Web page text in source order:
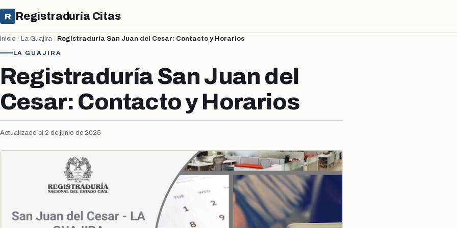
R Registraduría Citas
Inicio / La Guajira / Registraduría San Juan del Cesar: Contacto y Horarios
LA GUAJIRA
Registraduría San Juan del
Cesar: Contacto y Horarios
Actualizado el 2 de junio de 2025